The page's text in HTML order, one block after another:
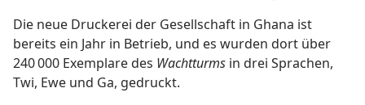
Die neue Druckerei der Gesellschaft in Ghana ist
bereits ein Jahr in Betrieb, und es wurden dort über
240 000 Exemplare des Wachtturms in drei Sprachen,
Twi, Ewe und Ga, gedruckt.